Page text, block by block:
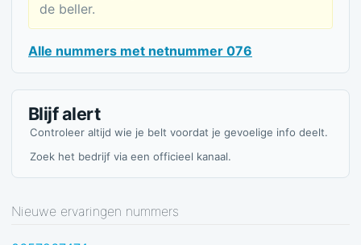
de beller.
Alle nummers met netnummer 076
Blijf alert
Controleer altijd wie je belt voordat je gevoelige info deelt.
Zoek het bedrijf via een officieel kanaal.
Nieuwe ervaringen nummers